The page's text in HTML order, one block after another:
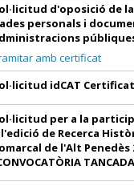
d'oposició de
personals i
amb certificat
idCAT Certificat
per a la
l'edició de Recerca
de l'Alt Penedès